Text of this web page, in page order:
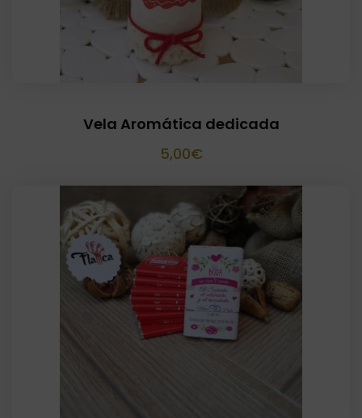
Vela Aromática dedicada
5,00€